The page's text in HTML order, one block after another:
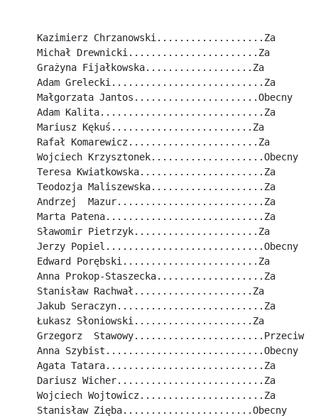
Kazimierz Chrzanowski...................Za
Michał Drewnicki.......................Za
Grażyna Fijałkowska...................Za
Adam Grelecki...........................Za
Małgorzata Jantos......................Obecny
Adam Kalita.............................Za
Mariusz Kękuś.........................Za
Rafał Komarewicz.......................Za
Wojciech Krzysztonek....................Obecny
Teresa Kwiatkowska......................Za
Teodozja Maliszewska....................Za
Andrzej  Mazur..........................Za
Marta Patena............................Za
Sławomir Pietrzyk......................Za
Jerzy Popiel............................Obecny
Edward Porębski........................Za
Anna Prokop-Staszecka...................Za
Stanisław Rachwał.....................Za
Jakub Seraczyn..........................Za
Łukasz Słoniowski.....................Za
Grzegorz  Stawowy.......................Przeciw
Anna Szybist............................Obecny
Agata Tatara............................Za
Dariusz Wicher..........................Za
Wojciech Wojtowicz......................Za
Stanisław Zięba.......................Obecny